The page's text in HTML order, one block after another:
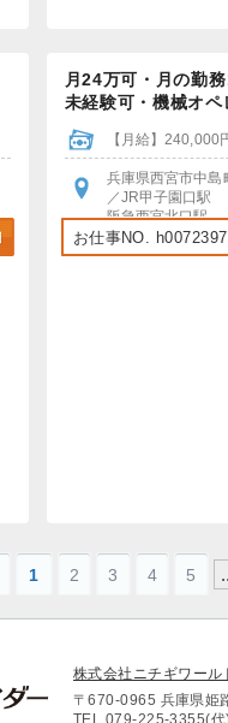
月24万可・月の勤務
未経験可・機械オ
【月給】240,000
兵庫県西宮市中島
／JR甲子園口駅
阪急西宮北口駅
から徒歩15分～19
阪神バスJR甲子
お仕事NO. h0072397
1 2 3 4 5
株式会社ニチギワール
〒670-0965 兵庫県姫
TEL.079-225-3355(代